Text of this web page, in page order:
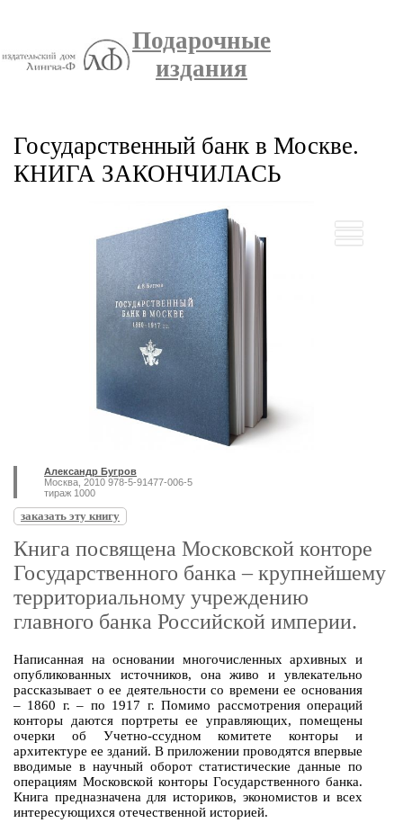
Подарочные
издания
Государственный банк в Москве.
КНИГА ЗАКОНЧИЛАСЬ
Александр Бугров
Москва, 2010 978-5-91477-006-5
тираж 1000
заказать эту книгу
Книга посвящена Московской конторе
Государственного банка – крупнейшему
территориальному учреждению
главного банка Российской империи.
Написанная на основании многочисленных архивных и
опубликованных источников, она живо и увлекательно
рассказывает о ее деятельности со времени ее основания
– 1860 г. – по 1917 г. Помимо рассмотрения операций
конторы даются портреты ее управляющих, помещены
очерки об Учетно-ссудном комитете конторы и
архитектуре ее зданий. В приложении проводятся впервые
вводимые в научный оборот статистические данные по
операциям Московской конторы Государственного банка.
Книга предназначена для историков, экономистов и всех
интересующихся отечественной историей.